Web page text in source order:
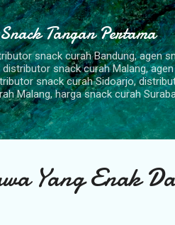
utama
Tangan Pertama
snack curah Bandung, agen
snack curah Malang,
snack curah Sidoarjo,
Malang, harga snack curah
Yang Enak